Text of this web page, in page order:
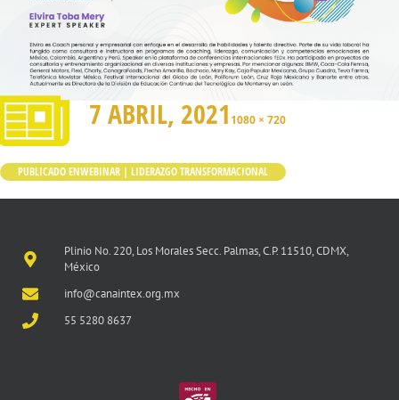
7 ABRIL, 2021 1080 × 720
PUBLICADO ENWEBINAR | LIDERAZGO TRANSFORMACIONAL
Plinio No. 220, Los Morales Secc. Palmas, C.P. 11510, CDMX,
México
info@canaintex.org.mx
55 5280 8637